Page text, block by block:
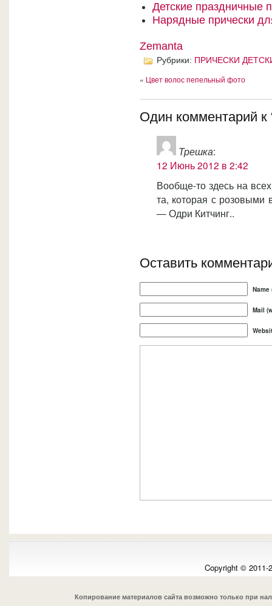
Детские праздничные
Нарядные прически
Zemanta
Рубрики: ПРИЧЕСКИ
« Цвет волос пепельный фото
Один комментарий к
Трешка:
12 Июнь 2012 в 2:42
Вообще-то здесь на
та, которая с розовыми
— Одри Китчинг..
Оставить
Name
Mail
Copyright © 2011-
Копирование материалов сайта возможно только при